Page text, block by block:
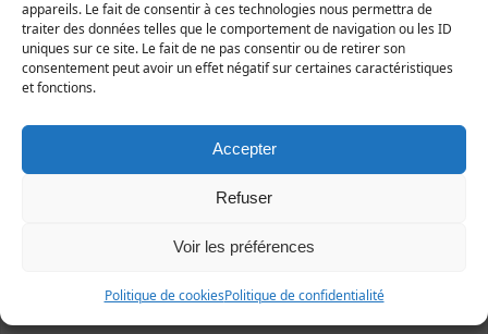
appareils. Le fait de consentir à ces technologies nous permettra de
traiter des données telles que le comportement de navigation ou les ID
uniques sur ce site. Le fait de ne pas consentir ou de retirer son
consentement peut avoir un effet négatif sur certaines caractéristiques
et fonctions.
Accepter
Refuser
Voir les préférences
Politique de cookiesPolitique de confidentialité
Ecrivez-nous !
Formulaire de contact
Articles récents
Balade naturaliste à la découverte de la vallée du Lude
Chausey trésor rose : retombées médiatiques de la